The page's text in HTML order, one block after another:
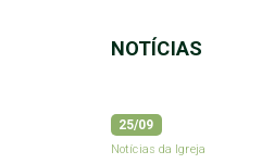
NOTÍCIAS
25/09
Notícias da Igreja